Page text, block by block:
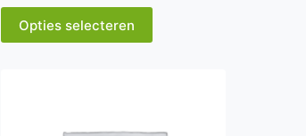
Opties selecteren
Dit
product
heeft